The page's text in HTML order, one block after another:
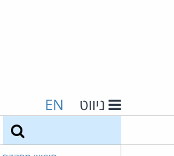
ניווט EN